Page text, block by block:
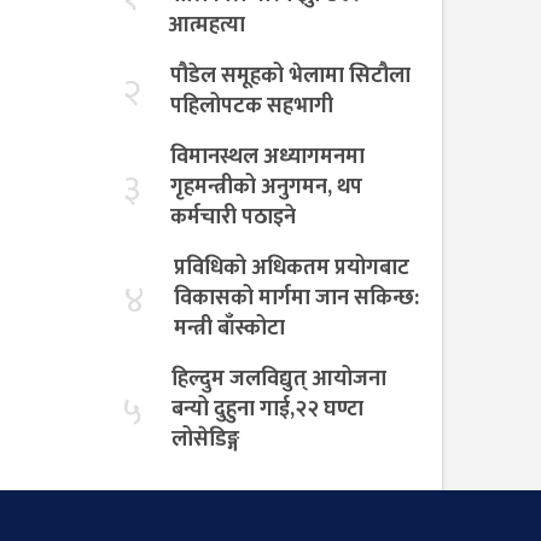
आत्महत्या
२
पौडेल समूहको भेलामा सिटौला
पहिलोपटक सहभागी
३
विमानस्थल अध्यागमनमा
गृहमन्त्रीको अनुगमन, थप
कर्मचारी पठाइने
४
प्रविधिको अधिकतम प्रयोगबाट
विकासको मार्गमा जान सकिन्छ:
मन्त्री बाँस्कोटा
५
हिल्दुम जलविद्युत् आयोजना
बन्यो दुहुना गाई,२२ घण्टा
लोसेडिङ्ग